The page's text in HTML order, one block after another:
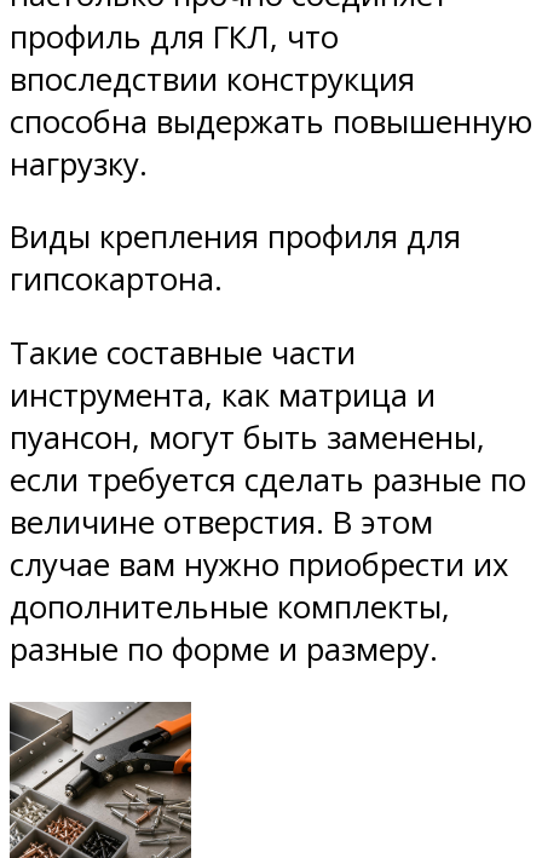
профиль для ГКЛ, что
впоследствии конструкция
способна выдержать повышенную
нагрузку.
Виды крепления профиля для
гипсокартона.
Такие составные части
инструмента, как матрица и
пуансон, могут быть заменены,
если требуется сделать разные по
величине отверстия. В этом
случае вам нужно приобрести их
дополнительные комплекты,
разные по форме и размеру.